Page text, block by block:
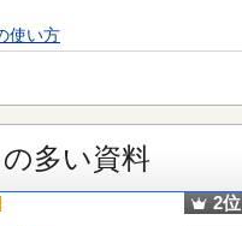
使い方
多い資料
2位